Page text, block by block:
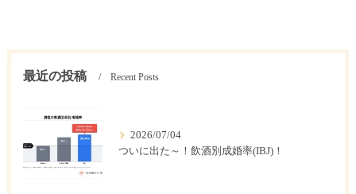
最近の投稿 Recent Posts
2026/07/04
ついに出た～！飲酒別成婚率(IBJ)！